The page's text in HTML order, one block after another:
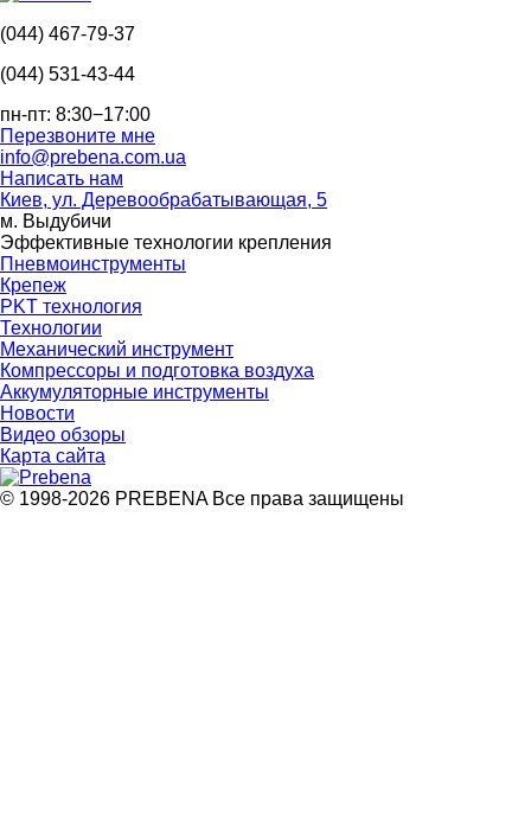
(044) 467-79-37
(044) 531-43-44
пн-пт: 8:30−17:00
Перезвоните мне
info@prebena.com.ua
Написать нам
Киев, ул. Деревообрабатывающая, 5
м. Выдубичи
Эффективные технологии крепления
Пневмоинструменты
Крепеж
PKT технология
Технологии
Механический инструмент
Компрессоры и подготовка воздуха
Аккумуляторные инструменты
Новости
Видео обзоры
Карта сайта
© 1998-2026 PREBENA Все права защищены